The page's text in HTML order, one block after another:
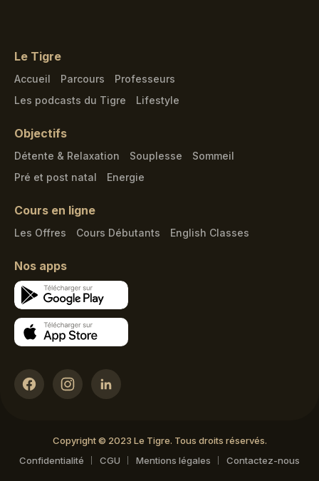
Le Tigre
Accueil Parcours
Professeurs
Les podcasts du Tigre
Lifestyle
Objectifs
Détente & Relaxation Souplesse
Sommeil
Pré et post natal
Energie
Cours en ligne
Les Offres Cours Débutants English Classes
Nos apps
Copyright © 2023 Le Tigre. Tous droits réservés.
Confidentialité
CGU Mentions légales Contactez-nous